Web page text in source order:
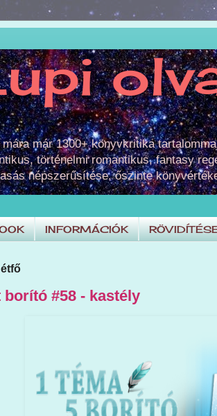
már 1300+ könyvkritika
történelmi romantikus, fantasy
népszerűsítése, őszinte
INFORMÁCIÓK
borító #58 - kastély